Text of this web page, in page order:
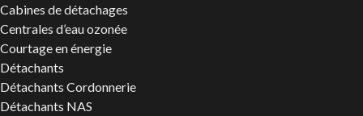
Cabines de détachages
Centrales d’eau ozonée
Courtage en énergie
Détachants
Détachants Cordonnerie
Détachants NAS